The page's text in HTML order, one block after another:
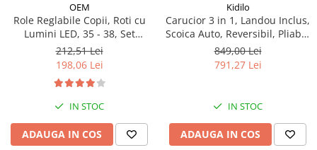
OEM
Role Reglabile Copii, Roti cu
Lumini LED, 35 - 38, Set
Protectie - ROZ
212,51 Lei
198,06 Lei
IN STOC
ADAUGA IN COS
Kidilo
Carucior 3 in 1, Landou Inclus,
Scoica Auto, Reversibil, Pliabil,
Cadru din Aluminiu, 0-36 luni,
BEJ
849,00 Lei
791,27 Lei
IN STOC
ADAUGA IN COS